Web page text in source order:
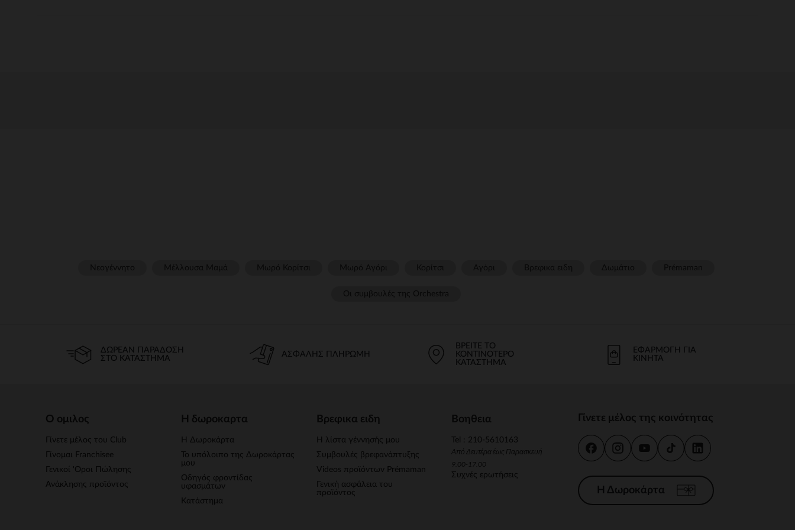
ΔΩΡΕΆΝ ΠΑΡΆΔΟΣΗ
ΣΤΟ ΚΑΤΆΣΤΗΜΑ
ΑΣΦΑΛΉΣ ΠΛΗΡΩΜΉ
ΒΡΕΊΤΕ ΤΟ
ΚΟΝΤΙΝΌΤΕΡΟ
ΚΑΤΆΣΤΗΜΑ
ΕΦΑΡΜΟΓΉ ΓΙΑ
ΚΙΝΗΤΆ
Ο ομιλος
Γίνετε μέλος του Club
Γίνομαι Franchisee
Γενικοί 'Οροι Πώλησης
Ανάκλησης προϊόντος
Η δωροκαρτα
Η Δωροκάρτα
Το υπόλοιπο της Δωροκάρτας
μου
Οδηγός φροντίδας
υφασμάτων
Κατάστημα
Βρεφικα ειδη
Η λίστα γέννησής μου
Συμβουλές βρεφανάπτυξης
Videos προϊόντων Prémaman
Γενική ασφάλεια του
προϊόντος
Βοηθεια
Tel : 210-5610163
Από Δευτέρα έως Παρασκευή
9.00-17.00
Συχνές ερωτήσεις
Γίνετε μέλος της κοινότητας
Η Δωροκάρτα